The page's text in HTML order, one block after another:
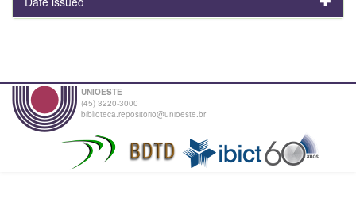
UNIOESTE
(45) 3220-3000
biblioteca.repositorio@unioeste.br